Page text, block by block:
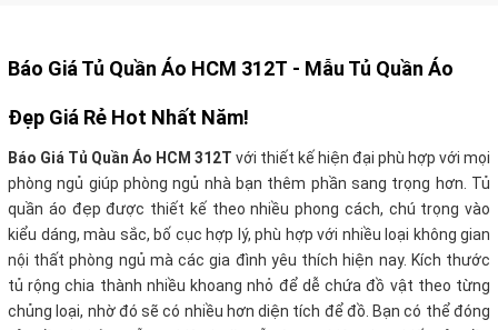
Báo Giá Tủ Quần Áo HCM 312T - Mẫu Tủ Quần Áo
Đẹp Giá Rẻ Hot Nhất Năm!
Báo Giá Tủ Quần Áo HCM 312T với thiết kế hiện đại phù hợp với mọi
phòng ngủ giúp phòng ngủ nhà bạn thêm phần sang trọng hơn. Tủ
quần áo đẹp được thiết kế theo nhiều phong cách, chú trọng vào
kiểu dáng, màu sắc, bố cục hợp lý, phù hợp với nhiều loại không gian
nội thất phòng ngủ mà các gia đình yêu thích hiện nay. Kích thước
tủ rộng chia thành nhiều khoang nhỏ để dễ chứa đồ vật theo từng
chủng loại, nhờ đó sẽ có nhiều hơn diện tích để đồ. Bạn có thể đóng